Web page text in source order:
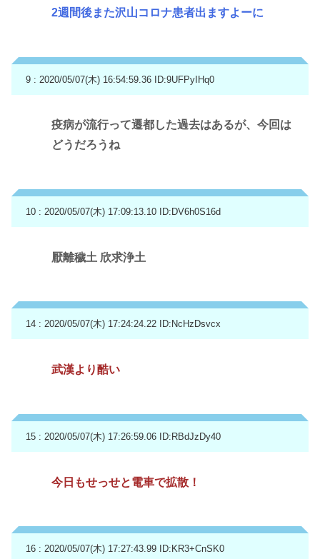
2週間後また沢山コロナ患者出ますよーに
9 : 2020/05/07(木) 16:54:59.36 ID:9UFPyIHq0
疫病が流行って遷都した過去はあるが、今回は
どうだろうね
10 : 2020/05/07(木) 17:09:13.10 ID:DV6h0S16d
厭離穢土 欣求浄土
14 : 2020/05/07(木) 17:24:24.22 ID:NcHzDsvcx
武漢より酷い
15 : 2020/05/07(木) 17:26:59.06 ID:RBdJzDy40
今日もせっせと電車で拡散！
16 : 2020/05/07(木) 17:27:43.99 ID:KR3+CnSK0